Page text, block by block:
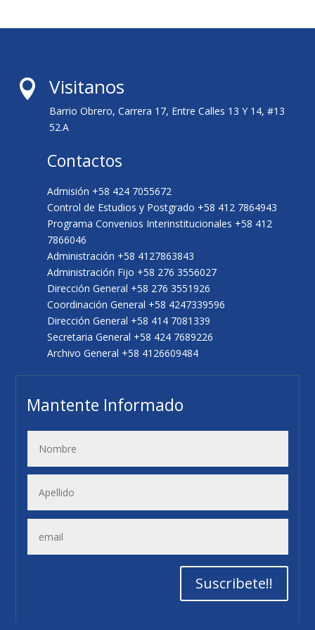
 Visitanos
Barrio Obrero, Carrera 17, Entre Calles 13 Y 14, #13
52.A
Contactos
Admisión +58 424 7055672
Control de Estudios y Postgrado +58 412 7864943
Programa Convenios Interinstitucionales +58 412
7866046
Administración +58 4127863843
Administración Fijo +58 276 3556027
Dirección General +58 276 3551926
Coordinación General +58 4247339596
Dirección General +58 414 7081339
Secretaria General +58 424 7689226
Archivo General +58 4126609484
Mantente Informado
Suscribete!!